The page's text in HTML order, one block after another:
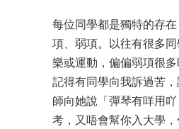
每位同學都是獨特的存
項、弱項。以往有很多
樂或運動，偏偏弱項很多
記得有同學向我訴過苦
師向她說「彈琴有咩用
考，又唔會幫你入大學